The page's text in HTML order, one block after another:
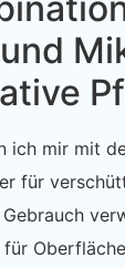
ich mir mit
für